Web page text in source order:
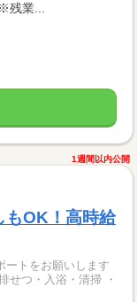
業...
1週間以内公開
もOK！高時給
ートをお願いします
つ・入浴・清掃 ・